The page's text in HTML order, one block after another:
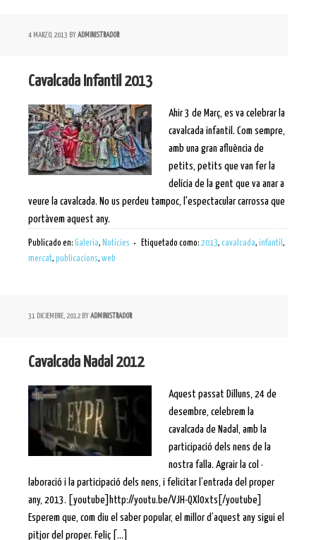
4 MARZO, 2013 BY ADMINISTRADOR
Cavalcada Infantil 2013
Ahir 3 de Març, es va celebrar la
cavalcada infantil. Com sempre,
amb una gran afluència de
petits, petits que van fer la
delícia de la gent que va anar a
veure la cavalcada. No us perdeu tampoc, l'espectacular carrossa que
portàvem aquest any.
Publicado en: Galeria, Noticies Etiquetado como: 2013, cavalcada, infantil ,
mercat, publicacions, web
31 DICIEMBRE, 2012 BY ADMINISTRADOR
Cavalcada Nadal 2012
Aquest passat Dilluns, 24 de
desembre, celebrem la
cavalcada de Nadal, amb la
participació dels nens de la
nostra falla. Agrair la col ·
laboració i la participació dels nens, i felicitar l’entrada del proper
any, 2013. [youtube]http://youtu.be/VJH-QXl0xts[/youtube]
Esperem que, com diu el saber popular, el millor d’aquest any sigui el
pitjor del proper. Feliç […]